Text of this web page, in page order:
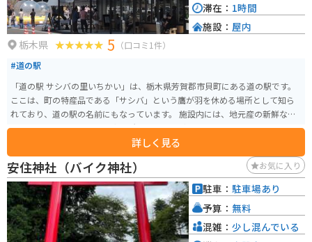
栃木県 5 （口コミ1件）
#道の駅
「道の駅 サシバの里いちかい」は、栃木県芳賀郡市貝町にある道の駅です。
ここは、町の特産品である「サシバ」という鷹が羽を休める場所として知ら
れており、道の駅の名前にもなっています。 施設内には、地元産の新鮮な野
菜や果物を販売する農産物直売所、そばやうどん、地元ブランド豚「いちは
い豚」を使った料理などを味わえる食事処があります。 バイクで訪れる場
合、道の駅には広々とした駐車場が完備されているので安心です。周辺に
は、自然豊かな里山の風景が広がっており、ツーリングの休憩スポットとし
ても最適です。 市貝町は、特に秋になると、そばの花が咲き乱れる美しい景
色が広がります。また、町内には「芝ざくら公園」があり、春にはピンク色
の芝桜の絨毯を楽しむことができます。道の駅を訪れた際には、ぜひ周辺の
観光スポットにも足を運んでみてください。
詳しく見る
滞在： 1時間
施設： 屋内
安住神社（バイク神社） お気に入り
駐車： 駐車場あり
予算： 無料
混雑： 少し混んでいる